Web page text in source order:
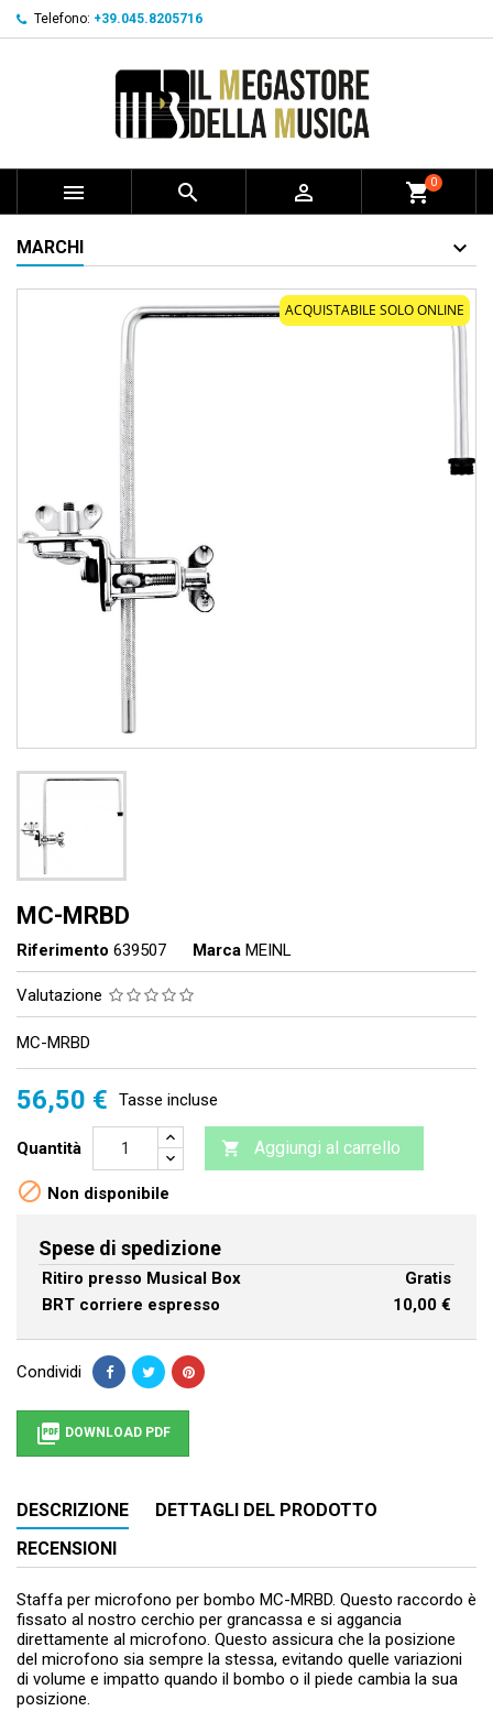
Telefono: +39.045.8205716
   shopping_cart0
MARCHI
ACQUISTABILE SOLO ONLINE
MC-MRBD
Riferimento 639507 Marca MEINL
Valutazione
MC-MRBD
56,50 € Tasse incluse
Quantità  Aggiungi al carrello
 Non disponibile
Spese di spedizione
Ritiro presso Musical Box
Gratis
BRT corriere espresso
10,00 €
Condividi
 DOWNLOAD PDF
DESCRIZIONE
DETTAGLI DEL PRODOTTO
RECENSIONI
Staffa per microfono per bombo MC-MRBD. Questo raccordo è
fissato al nostro cerchio per grancassa e si aggancia
direttamente al microfono. Questo assicura che la posizione
del microfono sia sempre la stessa, evitando quelle variazioni
di volume e impatto quando il bombo o il piede cambia la sua
posizione.